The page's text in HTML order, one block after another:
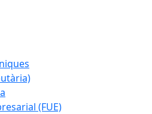
(FUE)